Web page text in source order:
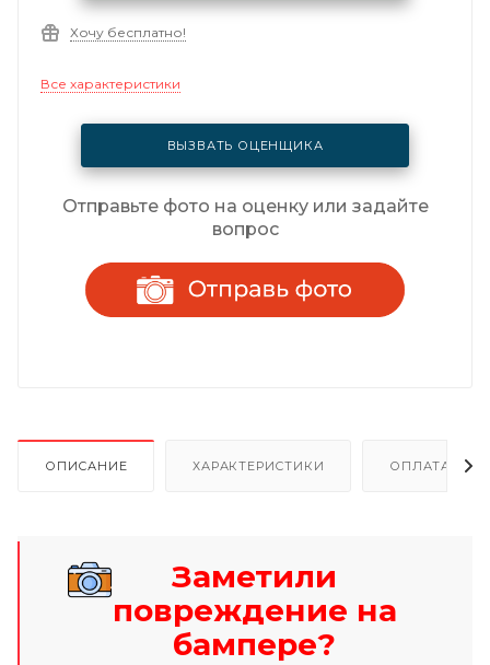
Хочу бесплатно!
Все характеристики
ВЫЗВАТЬ ОЦЕНЩИКА
Отправьте фото на оценку или задайте
вопрос
ОПИСАНИЕ ХАРАКТЕРИСТИКИ ОПЛАТА И
Заметили
повреждение на
бампере?